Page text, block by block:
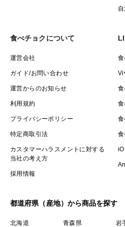
食べチョクについて
運営会社
ガイド/お問い合わせ
運営からのお知らせ
利用規約
プライバシーポリシー
特定商取引法
カスタマーハラスメントに対する
当社の考え方
採用情報
都道府県（産地）から商品を探す
北海道 青森県 岩